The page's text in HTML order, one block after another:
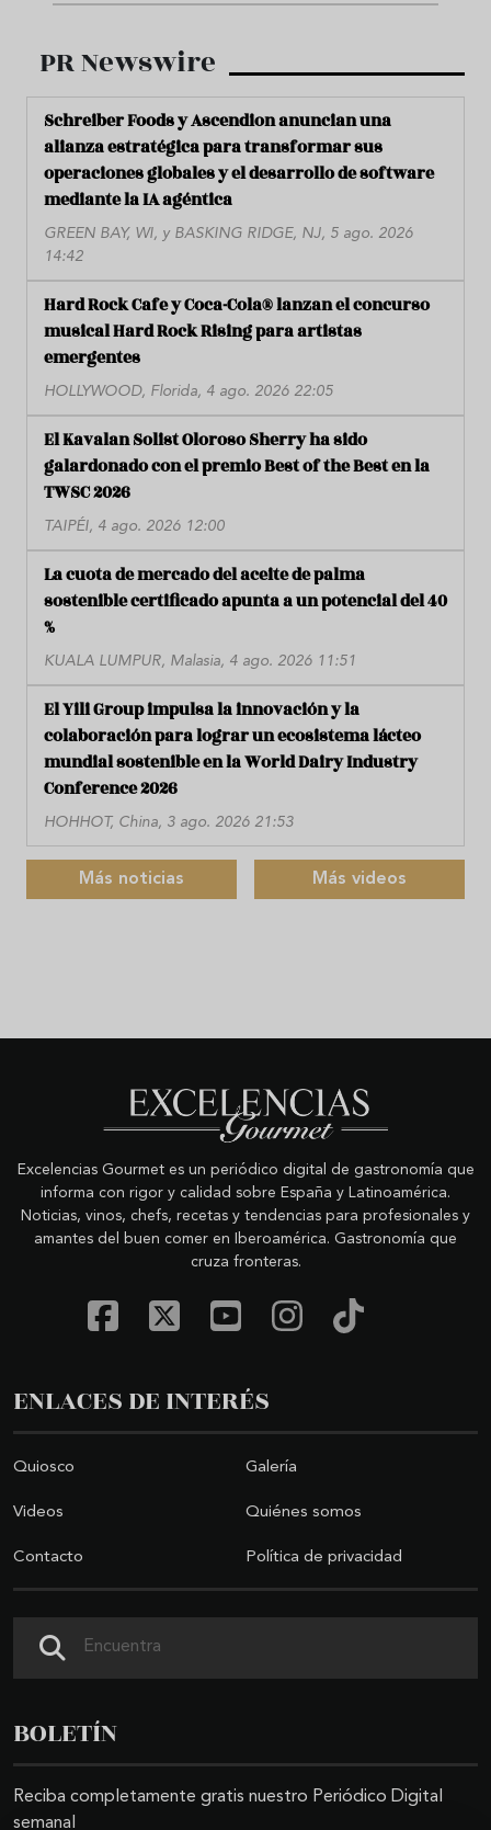
PR Newswire
Schreiber Foods y Ascendion anuncian una
alianza estratégica para transformar sus
operaciones globales y el desarrollo de software
mediante la IA agéntica
GREEN BAY, WI, y BASKING RIDGE, NJ, 5 ago. 2026
14:42
Hard Rock Cafe y Coca-Cola® lanzan el concurso
musical Hard Rock Rising para artistas
emergentes
HOLLYWOOD, Florida, 4 ago. 2026 22:05
El Kavalan Solist Oloroso Sherry ha sido
galardonado con el premio Best of the Best en la
TWSC 2026
TAIPÉI, 4 ago. 2026 12:00
La cuota de mercado del aceite de palma
sostenible certificado apunta a un potencial del 40
%
KUALA LUMPUR, Malasia, 4 ago. 2026 11:51
El Yili Group impulsa la innovación y la
colaboración para lograr un ecosistema lácteo
mundial sostenible en la World Dairy Industry
Conference 2026
HOHHOT, China, 3 ago. 2026 21:53
Más noticias Más videos
Excelencias Gourmet es un periódico digital de gastronomía que
informa con rigor y calidad sobre España y Latinoamérica.
Noticias, vinos, chefs, recetas y tendencias para profesionales y
amantes del buen comer en Iberoamérica. Gastronomía que
cruza fronteras.
ENLACES DE INTERÉS
Quiosco Galería
Videos Quiénes somos
Contacto Política de privacidad
BOLETÍN
Reciba completamente gratis nuestro Periódico Digital
semanal